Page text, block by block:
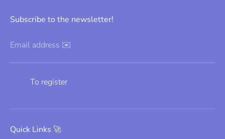
Subscribe to the newsletter!
Email address ✉️
To register
Quick Links 🚀